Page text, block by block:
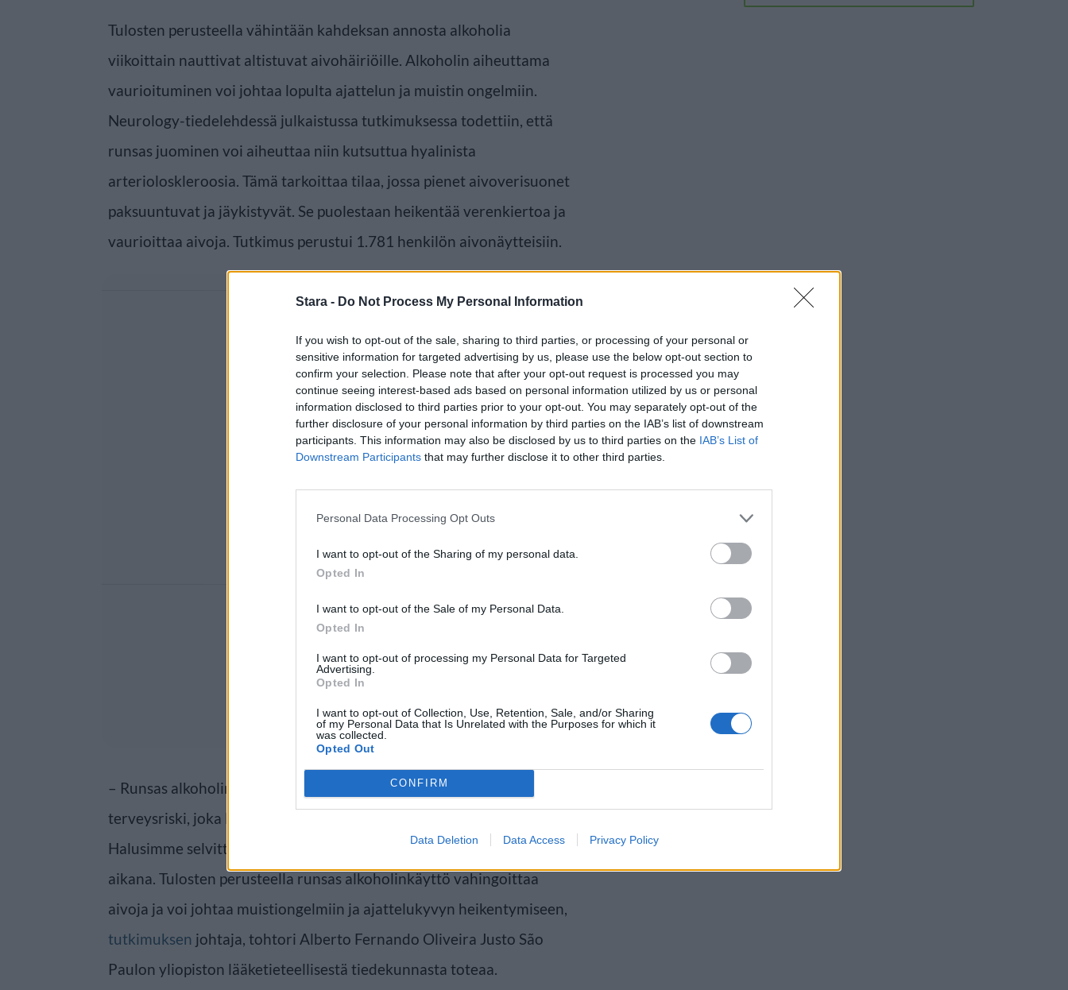
Stara - Do Not Process My Personal Information
If you wish to opt-out of the sale, sharing to third parties, or processing of your personal or
sensitive information for targeted advertising by us, please use the below opt-out section to
confirm your selection. Please note that after your opt-out request is processed you may
continue seeing interest-based ads based on personal information utilized by us or personal
information disclosed to third parties prior to your opt-out. You may separately opt-out of the
further disclosure of your personal information by third parties on the IAB’s list of downstream
participants. This information may also be disclosed by us to third parties on the IAB’s List of
Downstream Participants that may further disclose it to other third parties.
Personal Data Processing Opt Outs
I want to opt-out of the Sharing of my personal data.
Opted In
I want to opt-out of the Sale of my Personal Data.
Opted In
I want to opt-out of processing my Personal Data for Targeted
Advertising.
Opted In
I want to opt-out of Collection, Use, Retention, Sale, and/or Sharing
of my Personal Data that Is Unrelated with the Purposes for which it
was collected.
Opted Out
CONFIRM
Data Deletion Data Access Privacy Policy
Tulosten perusteella vähintään kahdeksan annosta alkoholia
viikoittain nauttivat altistuvat aivohäiriöille. Alkoholin aiheuttama
vaurioituminen voi johtaa lopulta ajattelun ja muistin ongelmiin.
Neurology-tiedelehdessä julkaistussa tutkimuksessa todettiin, että
runsas juominen voi aiheuttaa niin kutsuttua hyalinista
arterioloskleroosia. Tämä tarkoittaa tilaa, jossa pienet aivoverisuonet
paksuuntuvat ja jäykistyvät. Se puolestaan heikentää verenkiertoa ja
vaurioittaa aivoja. Tutkimus perustui 1.781 henkilön aivonäytteisiin.
– Runsas alkoholinkäyttö on merkittävä maailmanlaajuinen
terveysriski, joka liittyy sairauksiin ja kuolleisuuden lisääntymiseen.
Halusimme selvittää, miten alkoholi vaikuttaa aivoihin ikääntymisen
aikana. Tulosten perusteella runsas alkoholinkäyttö vahingoittaa
aivoja ja voi johtaa muistiongelmiin ja ajattelukyvyn heikentymiseen,
tutkimuksen johtaja, tohtori Alberto Fernando Oliveira Justo São
Paulon yliopiston lääketieteellisestä tiedekunnasta toteaa.